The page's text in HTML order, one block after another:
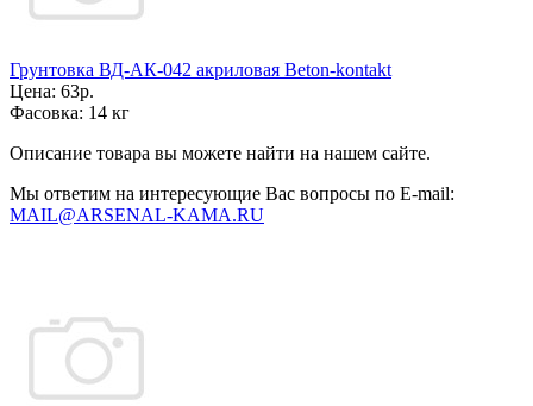
Грунтовка ВД-АК-042 акриловая Beton-kontakt
Цена: 63р.
Фасовка: 14 кг
Описание товара вы можете найти на нашем сайте.
Мы ответим на интересующие Вас вопросы по E-mail:
MAIL@ARSENAL-KAMA.RU